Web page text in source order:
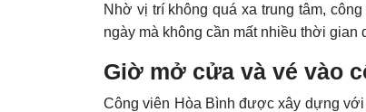
Nhờ vị trí không quá xa trung tâm,
ngày mà không cần mất nhiều thời gian
Giờ mở cửa và vé vào
Công viên Hòa Bình được xây dựng